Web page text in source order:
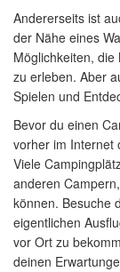
Andererseits ist
der Nähe eines
Möglichkeiten,
zu erleben. Aber
Spielen und
Bevor du einen
vorher im Internet
Viele
anderen
können. Besuche
eigentlichen
vor Ort zu
deinen